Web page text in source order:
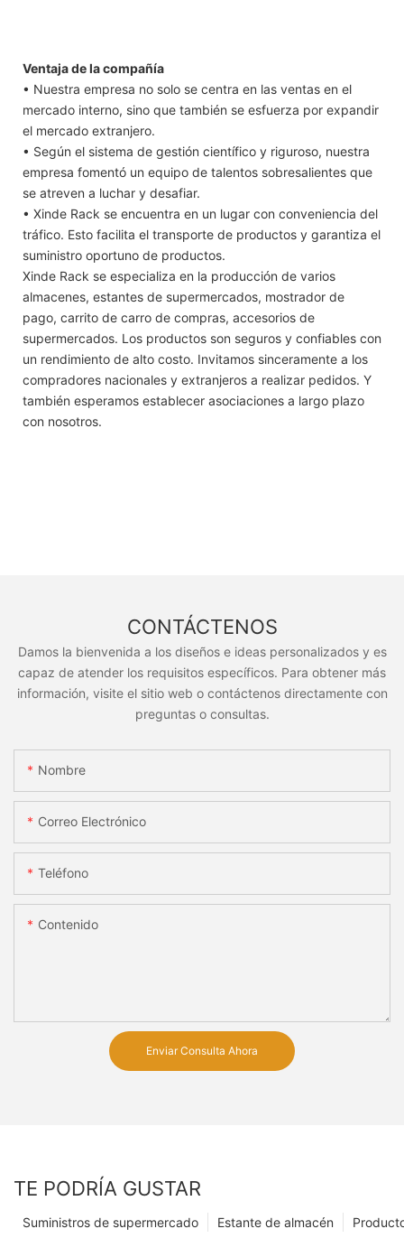
Ventaja de la compañía
• Nuestra empresa no solo se centra en las ventas en el
mercado interno, sino que también se esfuerza por expandir
el mercado extranjero.
• Según el sistema de gestión científico y riguroso, nuestra
empresa fomentó un equipo de talentos sobresalientes que
se atreven a luchar y desafiar.
• Xinde Rack se encuentra en un lugar con conveniencia del
tráfico. Esto facilita el transporte de productos y garantiza el
suministro oportuno de productos.
Xinde Rack se especializa en la producción de varios
almacenes, estantes de supermercados, mostrador de
pago, carrito de carro de compras, accesorios de
supermercados. Los productos son seguros y confiables con
un rendimiento de alto costo. Invitamos sinceramente a los
compradores nacionales y extranjeros a realizar pedidos. Y
también esperamos establecer asociaciones a largo plazo
con nosotros.
CONTÁCTENOS
Damos la bienvenida a los diseños e ideas personalizados y es
capaz de atender los requisitos específicos. Para obtener más
información, visite el sitio web o contáctenos directamente con
preguntas o consultas.
Nombre
Correo Electrónico
Teléfono
Contenido
Enviar Consulta Ahora
TE PODRÍA GUSTAR
Estante de almacén
Suministros de supermercado